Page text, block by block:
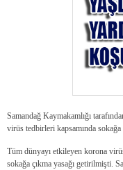
Samandağ Kaymakamlığı
virüs tedbirleri kapsamında sokağa
Tüm dünyayı etkileyen korona
sokağa çıkma yasağı getirilmişti.